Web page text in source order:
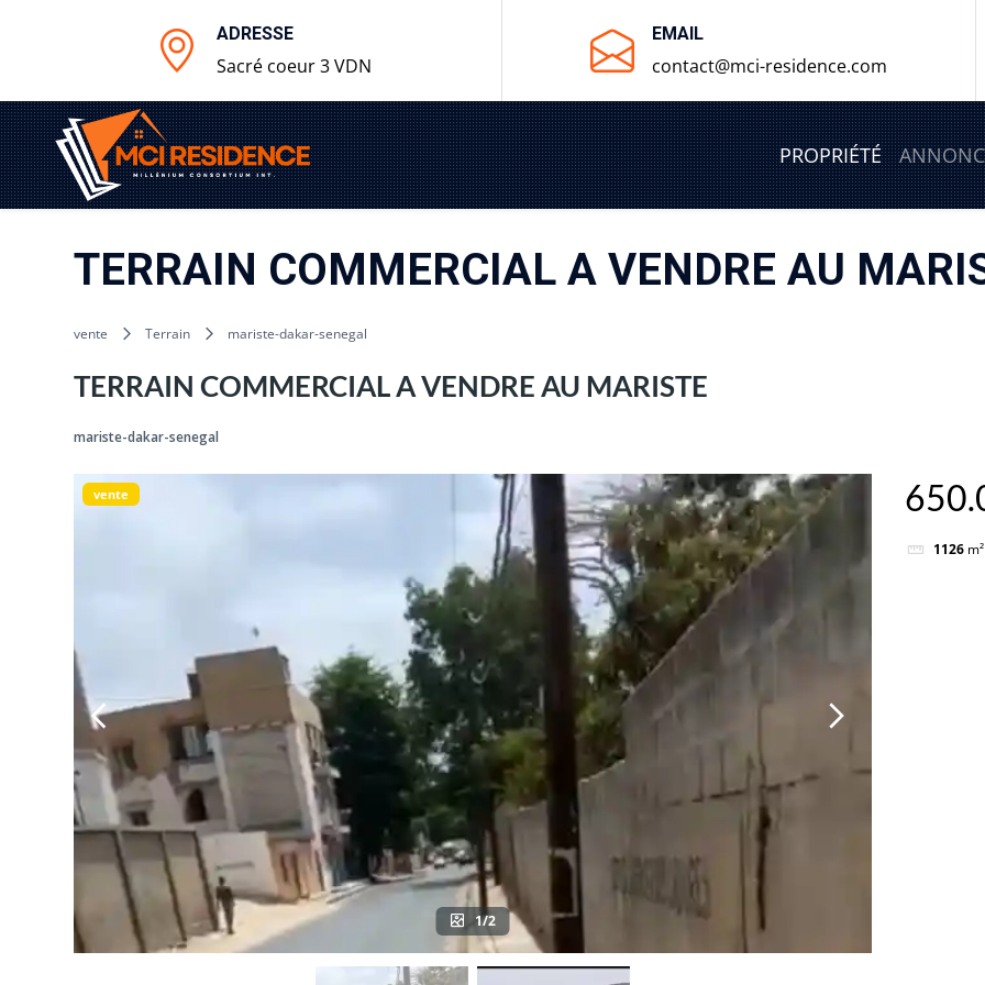
ADRESSE
Sacré coeur 3 VDN
EMAIL
contact@mci-residence.com
PROPRIÉTÉ
TERRAIN COMMERCIAL A VENDRE AU
vente Terrain mariste-dakar-senegal
TERRAIN COMMERCIAL A VENDRE AU MARISTE
mariste-dakar-senegal
vente
1/2
1126 m²